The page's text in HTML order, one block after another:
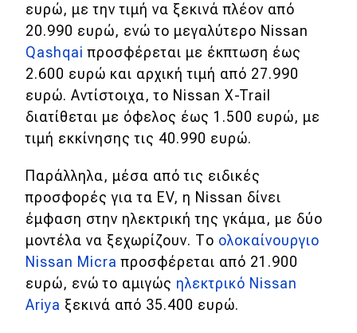
Κόσμος
Τεχνολογία
Ασφάλεια
Αγορά
Απόψεις
Test Drive
Δοκιμή
Αποστολή
Συγκρίνουμε
ευρώ, με την τιμή να ξεκινά πλέον από
20.990 ευρώ, ενώ το μεγαλύτερο Nissan
Qashqai προσφέρεται με έκπτωση έως
2.600 ευρώ και αρχική τιμή από 27.990
ευρώ. Αντίστοιχα, το Nissan X-Trail
διατίθεται με όφελος έως 1.500 ευρώ, με
τιμή εκκίνησης τις 40.990 ευρώ.
Παράλληλα, μέσα από τις ειδικές
προσφορές για τα EV, η Nissan δίνει
έμφαση στην ηλεκτρική της γκάμα, με δύο
μοντέλα να ξεχωρίζουν. Το ολοκαίνουργιο
Nissan Micra προσφέρεται από 21.900
ευρώ, ενώ το αμιγώς ηλεκτρικό Nissan
Ariya ξεκινά από 35.400 ευρώ.